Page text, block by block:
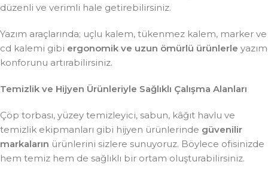
düzenli ve verimli hale getirebilirsiniz.
Yazım araçlarında; uçlu kalem, tükenmez kalem, marker ve
cd kalemi gibi ergonomik ve uzun ömürlü ürünlerle yazım
konforunu artırabilirsiniz.
Temizlik ve Hijyen Ürünleriyle Sağlıklı Çalışma Alanları
Çöp torbası, yüzey temizleyici, sabun, kâğıt havlu ve
temizlik ekipmanları gibi hijyen ürünlerinde güvenilir
markaların ürünlerini sizlere sunuyoruz. Böylece ofisinizde
hem temiz hem de sağlıklı bir ortam oluşturabilirsiniz.